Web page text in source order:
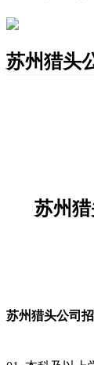
苏州猎头
苏州
苏州猎头公司